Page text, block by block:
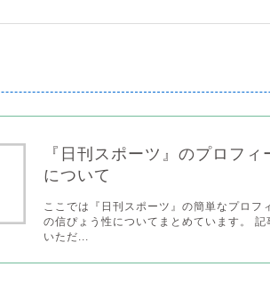
『日刊スポーツ』のプロフ
について
ここでは『日刊スポーツ』の簡単なプロフ
の信ぴょう性についてまとめています。
いただ...